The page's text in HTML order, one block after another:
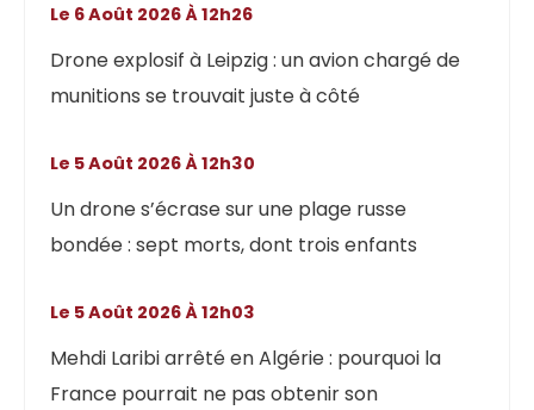
Drone explosif à Leipzig : un avion chargé de
munitions se trouvait juste à côté
Le 6 Août 2026 À 12h26
Un drone s’écrase sur une plage russe
bondée : sept morts, dont trois enfants
Le 5 Août 2026 À 12h30
Mehdi Laribi arrêté en Algérie : pourquoi la
France pourrait ne pas obtenir son
Le 5 Août 2026 À 12h03